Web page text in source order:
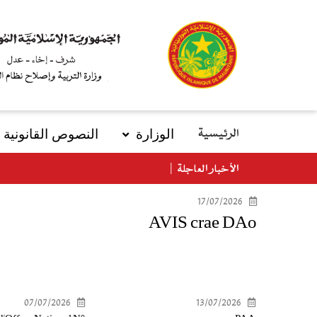
main
menu
الرئيسية الوزارة النصوص القانونیة
الأخبار العاجلة
17/07/2026
AVIS crae DAo
13/07/2026
07/07/2026